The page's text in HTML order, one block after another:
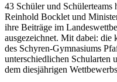
43 Schüler und Schülerteams
Reinhold Bocklet und
ihre Beiträge im
ausgezeichnet. Mit dabei:
des Schyren-Gymnasiums
unterschiedlichen Schularten
dem diesjährigen